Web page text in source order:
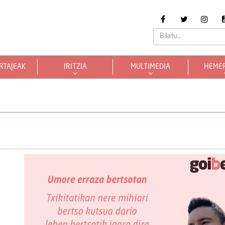
IRITZIA MULTIMEDIA